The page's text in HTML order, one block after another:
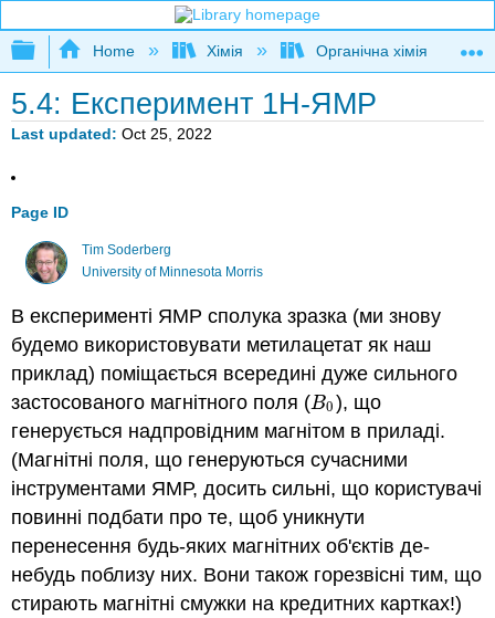
Expand/collapse global hierarchy
Home Хімія Органічна хімія
5.4: Експеримент 1H-ЯМР
Last updated Oct 25, 2022
Page ID
Tim Soderberg
University of Minnesota Morris
В експерименті ЯМР сполука зразка (ми знову
будемо використовувати метилацетат як наш
приклад) поміщається всередині дуже сильного
застосованого магнітного поля (B0
B0), що
генерується надпровідним магнітом в приладі.
(Магнітні поля, що генеруються сучасними
інструментами ЯМР, досить сильні, що користувачі
повинні подбати про те, щоб уникнути
перенесення будь-яких магнітних об'єктів де-
небудь поблизу них. Вони також горезвісні тим, що
стирають магнітні смужки на кредитних картках!)